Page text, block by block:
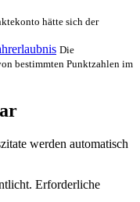
hätte sich der
Die
bestimmten Punktzahlen im
werden automatisch
Erforderliche